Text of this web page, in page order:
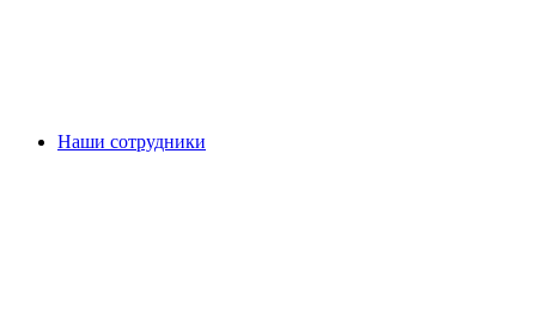
Наши сотрудники